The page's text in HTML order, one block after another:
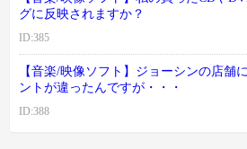
グに反映されますか？
ID:385
【音楽/映像ソフト】ジョーシンの店舗
ントが違ったんですが・・・
ID:388